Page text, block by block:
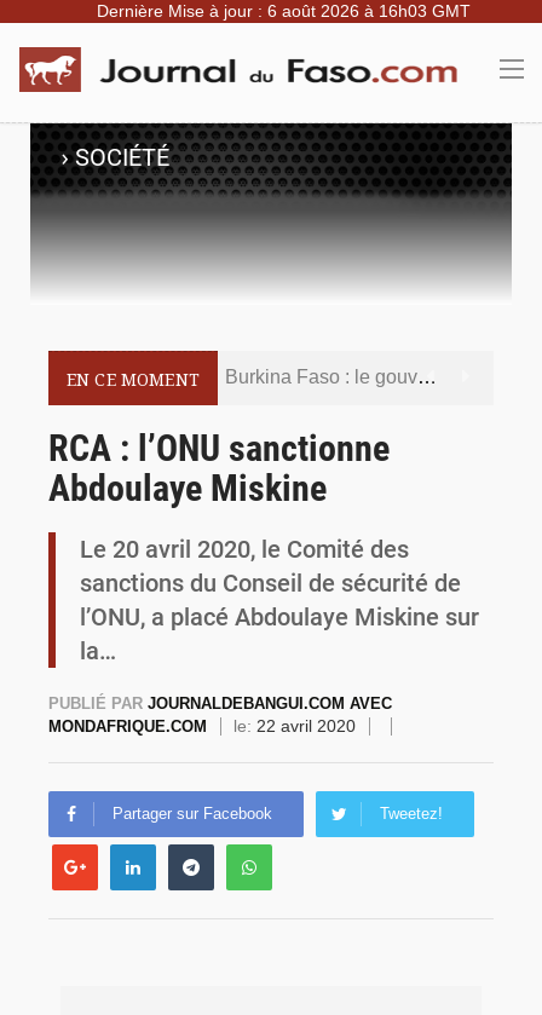
Dernière Mise à jour : 6 août 2026 à 16h03 GMT
›SOCIÉTÉ
EN CE MOMENT Burkina Faso : le gouvernement met en demeure l’artiste Kosa Pic de retirer de toutes les plateformes, ses contenus jugés contraires aux bonnes mœurs
Commémoration du 4 août : Ibrahim Traoré appelle à une mobilisation totale pour la souveraineté nationale
RCA : l’ONU sanctionne
Abdoulaye Miskine
Le 20 avril 2020, le Comité des
sanctions du Conseil de sécurité de
l’ONU, a placé Abdoulaye Miskine sur
la…
PUBLIÉ PAR JOURNALDEBANGUI.COM AVEC
MONDAFRIQUE.COM
le: 22 avril 2020
Partager sur Facebook Tweetez!